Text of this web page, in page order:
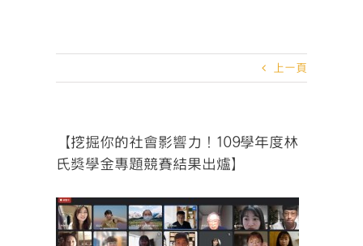
上一頁
【挖掘你的社會影響力！109學年度林
氏獎學金專題競賽結果出爐】